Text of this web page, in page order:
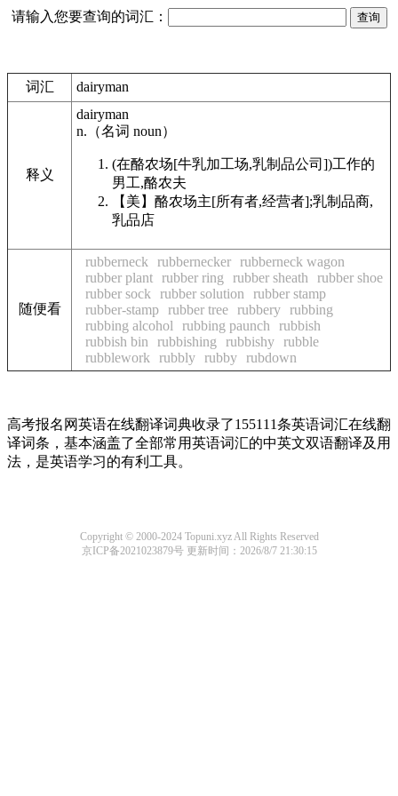
请输入您要查询的词汇：
词汇 dairyman
释义
dairyman
n. （名词 noun）
(在酪农场[牛乳加工场,乳制品公司])工作的
男工,酪农夫
【美】 酪农场主[所有者,经营者];乳制品商,
乳品店
随便看
rubberneck rubbernecker rubberneck wagon
rubber plant rubber ring rubber sheath
rubber shoe
rubber sock
rubber solution
rubber stamp
rubber-stamp rubber tree rubbery rubbing
rubbing alcohol
rubbing paunch
rubbish
rubbish bin
rubbishing rubbishy rubble
rubblework
rubbly rubby rubdown
高考报名网英语在线翻译词典收录了155111条英语词汇在线翻
译词条，基本涵盖了全部常用英语词汇的中英文双语翻译及用
法，是英语学习的有利工具。
Copyright © 2000-2024 Topuni.xyz All Rights Reserved
京ICP备2021023879号更新时间：2026/8/7 21:30:15